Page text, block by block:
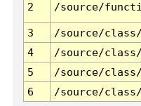
2 /source/
3 /source/
4
/source/
5
/source/
6
/source/